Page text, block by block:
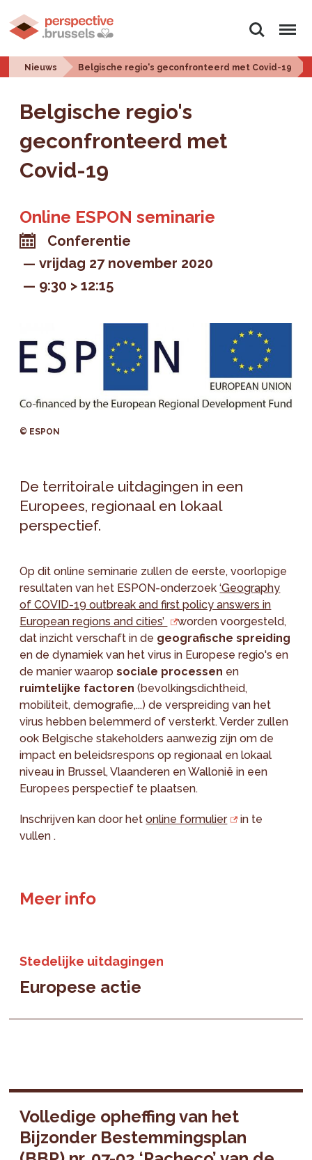
Zoeken Menu
Nieuws Belgische regio's geconfronteerd met Covid-19
Belgische regio's
geconfronteerd met
Covid-19
Online ESPON seminarie
Conferentie
vrijdag 27 november 2020
9:30 > 12:15
© ESPON
De territoirale uitdagingen in een
Europees, regionaal en lokaal
perspectief.
Op dit online seminarie zullen de eerste, voorlopige
resultaten van het ESPON-onderzoek‘Geography
of COVID-19 outbreak and first policy answers in
European regions and cities’
worden voorgesteld,
dat inzicht verschaft in de geografische spreiding
en de dynamiek van het virus in Europese regio's en
de manier waaropsociale processen en
ruimtelijke factoren (bevolkingsdichtheid,
mobiliteit, demografie,...) de verspreiding van het
virus hebben belemmerd of versterkt. Verder zullen
ook Belgische stakeholders aanwezig zijn om de
impact en beleidsrespons op regionaal en lokaal
niveau in Brussel, Vlaanderen en Wallonië in een
Europees perspectief te plaatsen.
Inschrijven kan door hetonline formulier
in te
vullen .
Meer info
Stedelijke uitdagingen
Europese actie
Volledige opheffing van het
Bijzonder Bestemmingsplan